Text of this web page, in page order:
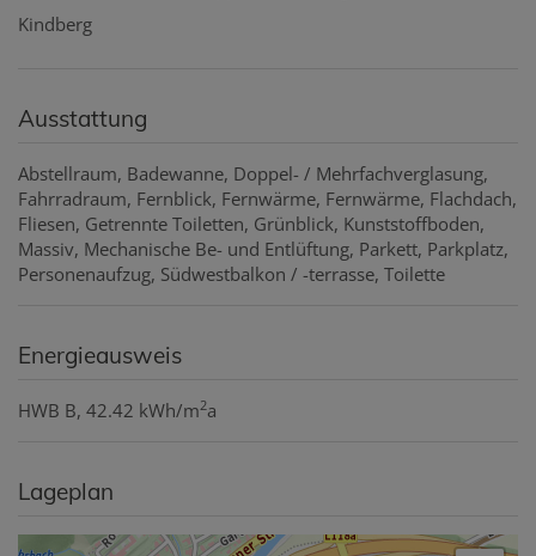
Kindberg
Ausstattung
Abstellraum Badewanne Doppel- / Mehrfachverglasung
Fahrradraum Fernblick Fernwärme Fernwärme Flachdach
Fliesen Getrennte Toiletten Grünblick Kunststoffboden
Massiv Mechanische Be- und Entlüftung Parkett Parkplatz
Personenaufzug Südwestbalkon / -terrasse Toilette
Energieausweis
HWB B, 42.42 kWh/m2a
Lageplan